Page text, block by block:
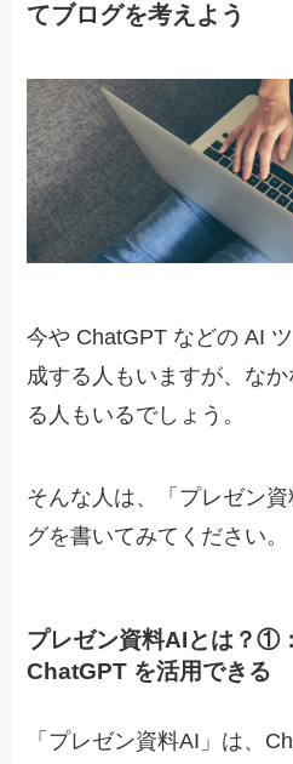
てブログを考えよう
今や ChatGPT などの AI
成する人もいますが、な
る人もいるでしょう。
そんな人は、
「プレゼン
グを書いてみてください。
プレゼン資料AIとは？①
ChatGPT を活用できる
「プレゼン資料AI」は、